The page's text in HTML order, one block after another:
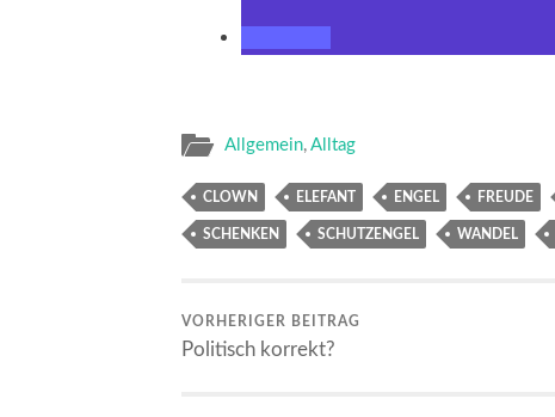
Allgemein, Alltag
CLOWN ELEFANT ENGEL FREUDE
SCHENKEN SCHUTZENGEL WANDEL
VORHERIGER BEITRAG
Politisch korrekt?